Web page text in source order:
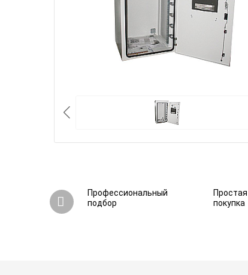
Профессиональный
подбор
Простая
покупка